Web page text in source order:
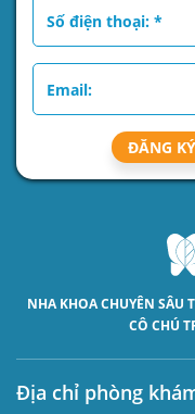
ĐĂNG
NHA KHOA CHUYÊN SÂU
CÔ CHÚ
Địa chỉ phòng